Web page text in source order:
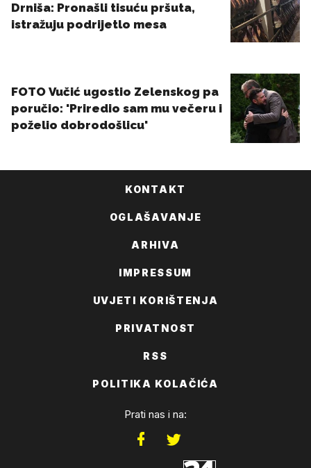
KONTAKT
OGLAŠAVANJE
ARHIVA
IMPRESSUM
UVJETI KORIŠTENJA
PRIVATNOST
RSS
POLITIKA KOLAČIĆA
Prati nas i na: